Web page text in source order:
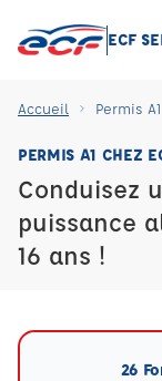
ECF
Accueil Permis A1
PERMIS A1 CHEZ
Conduisez
puissance
16 ans !
26